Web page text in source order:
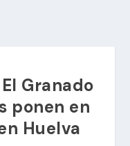
Granado
ponen en
Huelva